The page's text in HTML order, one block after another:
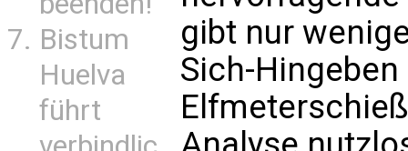
Bistum
Huelva
führt
gibt nur
Sich-